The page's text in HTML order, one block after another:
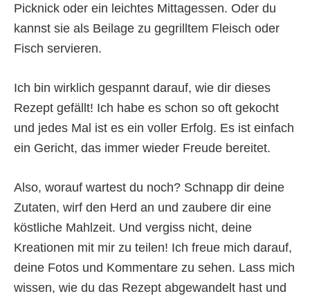
Picknick oder ein leichtes Mittagessen. Oder du
kannst sie als Beilage zu gegrilltem Fleisch oder
Fisch servieren.
Ich bin wirklich gespannt darauf, wie dir dieses
Rezept gefällt! Ich habe es schon so oft gekocht
und jedes Mal ist es ein voller Erfolg. Es ist einfach
ein Gericht, das immer wieder Freude bereitet.
Also, worauf wartest du noch? Schnapp dir deine
Zutaten, wirf den Herd an und zaubere dir eine
köstliche Mahlzeit. Und vergiss nicht, deine
Kreationen mit mir zu teilen! Ich freue mich darauf,
deine Fotos und Kommentare zu sehen. Lass mich
wissen, wie du das Rezept abgewandelt hast und